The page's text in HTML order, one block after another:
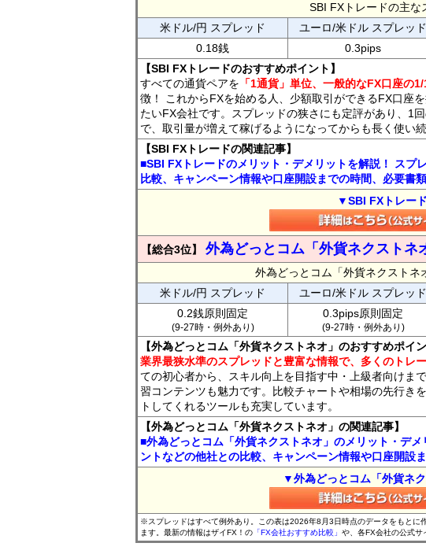
SBI FXトレードの主な
米ドル/円 スプレッド
ユーロ/米ドル スプレッド
0.18銭
0.3pips
【SBI FXトレードのおすすめポイント】
すべての通貨ペアを 「1通貨」単位、一般的なFX口座の
徴！ これからFXを始める人、少額取引ができるFX口座
たいFX会社です。スプレッドの狭さにも定評があり、1
で、取引量が増えて稼げるようになってからも長く使い続
【SBI FXトレードの関連記事】
■SBI FXトレードのメリット・デメリットを解説！ スプ
比較、キャンペーン情報や口座開設までの時間、必要書
▼SBI FXトレー
【総合3位】 外為どっとコム「外貨ネクストネ
外為どっとコム「外貨ネクストネ
米ドル/円 スプレッド
ユーロ/米ドル スプレッド
0.2銭原則固定
(9-27時・例外あり)
0.3pips原則固定
(9-27時・例外あり)
【外為どっとコム「外貨ネクストネオ」のおすすめポイン
業界最狭水準のスプレッドと豊富な情報で、多くのトレ
ての初心者から、スキル向上を目指す中・上級者向けま
習コンテンツも魅力です。比較チャートや相場の先行き
トしてくれるツールも充実しています。
【外為どっとコム「外貨ネクストネオ」の関連記事】
■外為どっとコム「外貨ネクストネオ」のメリット・デ
ントなどの他社との比較、キャンペーン情報や口座開設
▼外為どっとコム「外貨ネ
※スプレッドはすべて例外あり。この表は2026年8月3日時点のデータをもとに
ます。最新の情報はザイFX！の 「FX会社おすすめ比較」 や、各FX会社の公式サ